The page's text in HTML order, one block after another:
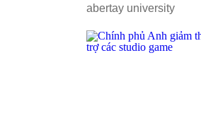
abertay university